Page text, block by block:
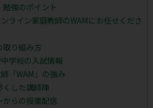
勉強のポイント
ライン家庭教師のWAMにお任せくださ
取り組み方
学校の入試情報
「WAM」の強み
くした講師陣
からの授業配信